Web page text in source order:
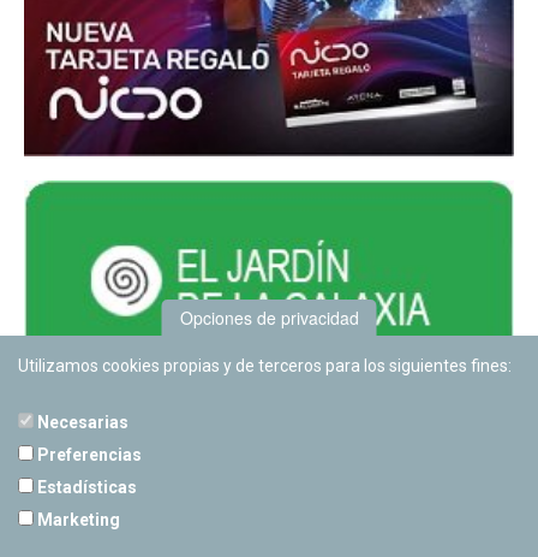
Opciones de privacidad
Utilizamos cookies propias y de terceros para los siguientes fines:
Necesarias
Preferencias
Estadísticas
Marketing